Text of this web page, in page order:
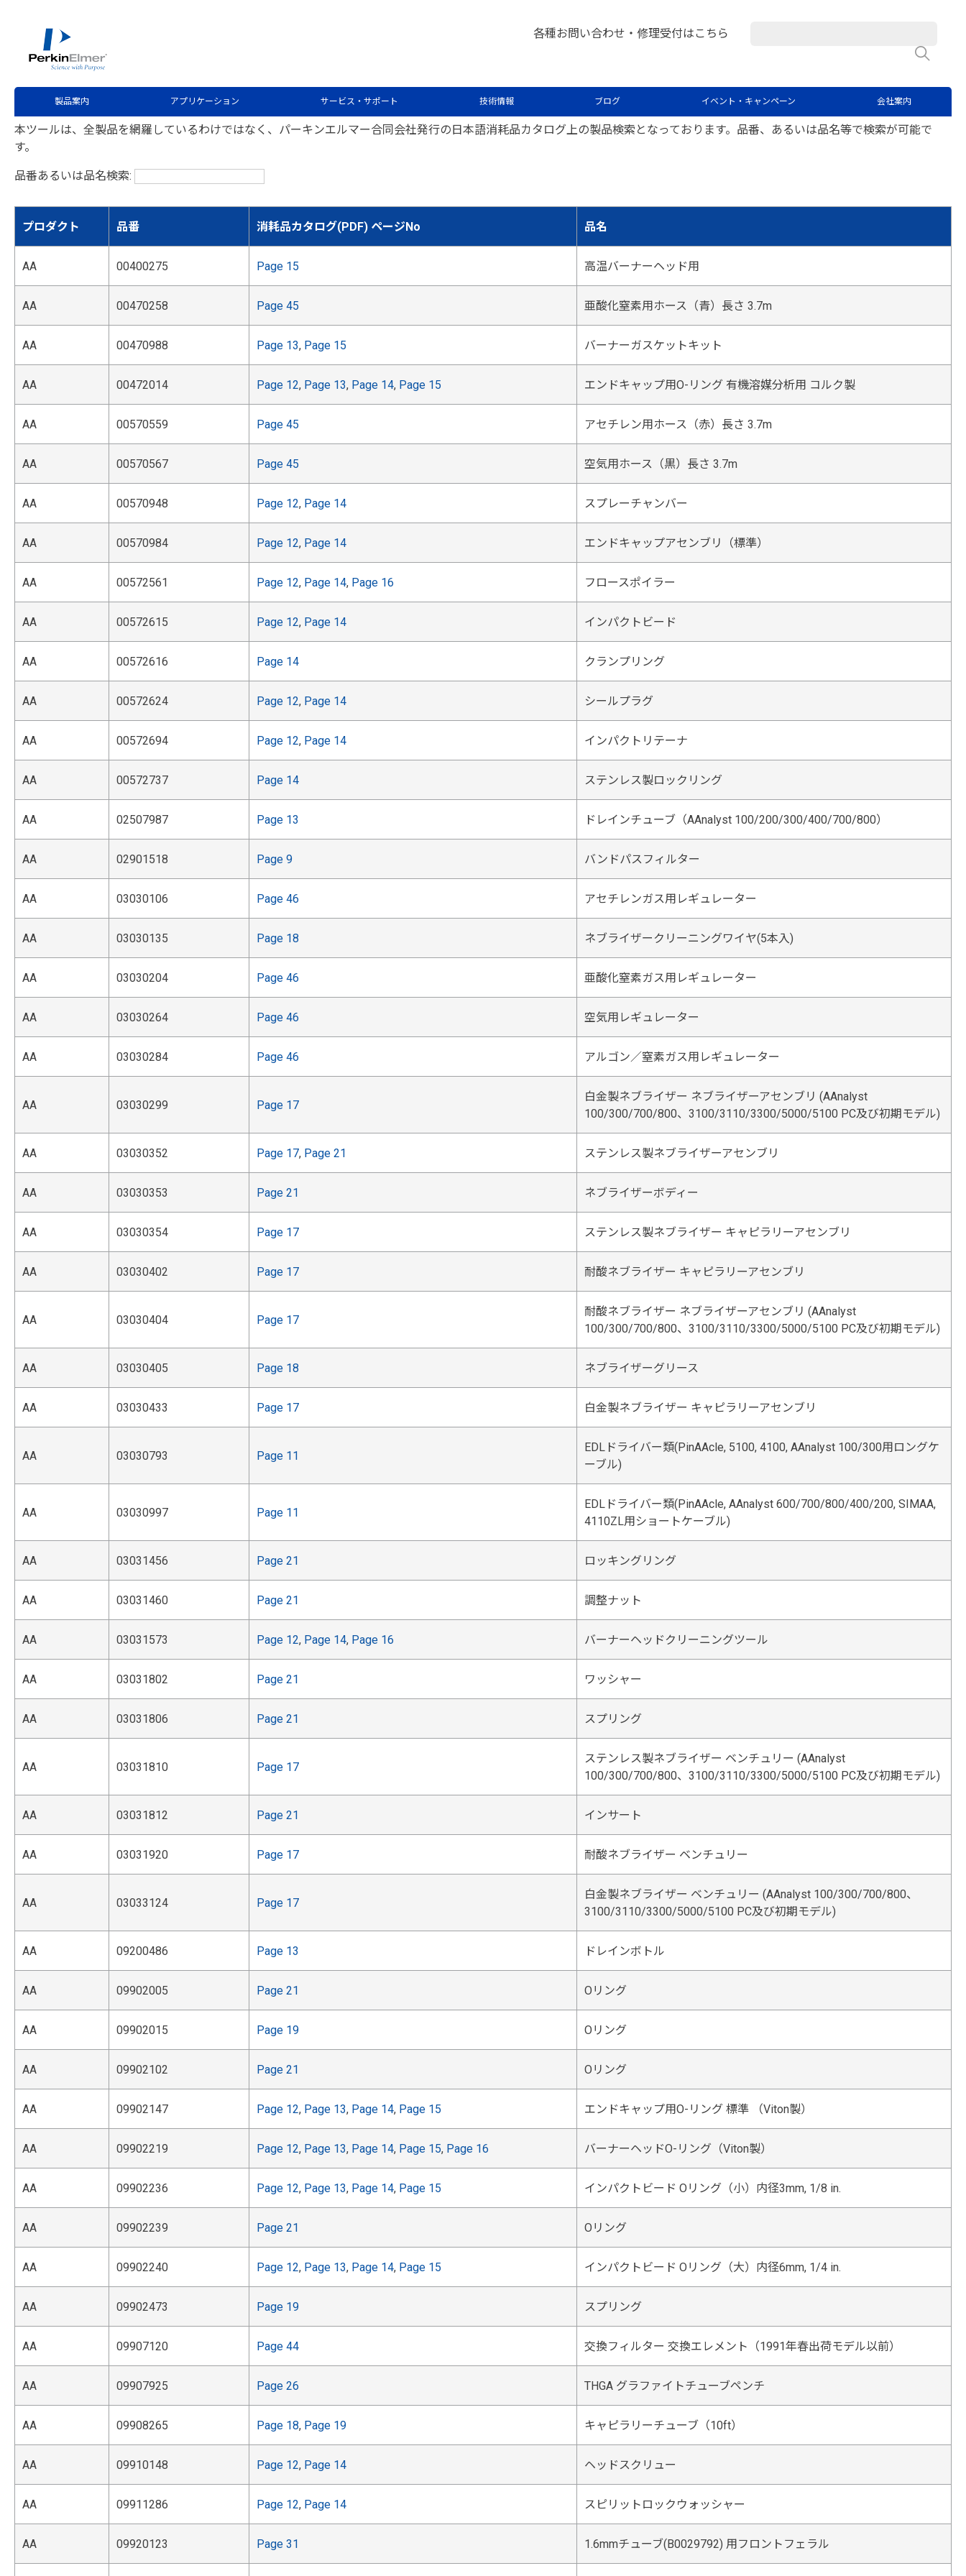
各種お問い合わせ・修理受付はこちら
会社案内
製品案内 アプリケーション サービス・サポート 技術情報 ブログ イベント・キャンペーン
分析機器消耗品検索フォーム
本ツールは、全製品を網羅しているわけではなく、パーキンエルマー合同会社発行の日本語消耗品カタログ上の製品検索となっております。品番、あるいは品名等で検索が可能で
す。
品番あるいは品名検索:
プロダクト 品番 消耗品カタログ(PDF) ページNo 品名
AA 00400275 Page 15 高温バーナーヘッド用
AA 00470258 Page 45 亜酸化窒素用ホース（青）長さ 3.7m
AA 00470988 Page 13, Page 15 バーナーガスケットキット
AA 00472014 Page 12, Page 13, Page 14, Page 15 エンドキャップ用O-リング 有機溶媒分析用 コルク製
AA 00570559 Page 45 アセチレン用ホース（赤）長さ 3.7m
AA 00570567 Page 45 空気用ホース（黒）長さ 3.7m
AA 00570948 Page 12, Page 14 スプレーチャンバー
AA 00570984 Page 12, Page 14 エンドキャップアセンブリ（標準）
AA 00572561 Page 12, Page 14, Page 16 フロースポイラー
AA 00572615 Page 12, Page 14 インパクトビード
AA 00572616 Page 14 クランプリング
AA 00572624 Page 12, Page 14 シールプラグ
AA 00572694 Page 12, Page 14 インパクトリテーナ
AA 00572737 Page 14 ステンレス製ロックリング
AA 02507987 Page 13 ドレインチューブ（AAnalyst 100/200/300/400/700/800）
AA 02901518 Page 9 バンドパスフィルター
AA 03030106 Page 46 アセチレンガス用レギュレーター
AA 03030135 Page 18 ネブライザークリーニングワイヤ(5本入)
AA 03030204 Page 46 亜酸化窒素ガス用レギュレーター
AA 03030264 Page 46 空気用レギュレーター
AA 03030284 Page 46 アルゴン／窒素ガス用レギュレーター
AA 03030299 Page 17
白金製ネブライザー ネブライザーアセンブリ (AAnalyst
100/300/700/800、3100/3110/3300/5000/5100 PC及び初期モデル)
AA 03030352 Page 17, Page 21 ステンレス製ネブライザーアセンブリ
AA 03030353 Page 21 ネブライザーボディー
AA 03030354 Page 17 ステンレス製ネブライザー キャピラリーアセンブリ
AA 03030402 Page 17 耐酸ネブライザー キャピラリーアセンブリ
AA 03030404 Page 17
耐酸ネブライザー ネブライザーアセンブリ (AAnalyst
100/300/700/800、3100/3110/3300/5000/5100 PC及び初期モデル)
AA 03030405 Page 18 ネブライザーグリース
AA 03030433 Page 17 白金製ネブライザー キャピラリーアセンブリ
AA 03030793 Page 11
EDLドライバー類(PinAAcle, 5100, 4100, AAnalyst 100/300用ロングケ
ーブル)
AA 03030997 Page 11
EDLドライバー類(PinAAcle, AAnalyst 600/700/800/400/200, SIMAA,
4110ZL用ショートケーブル)
AA 03031456 Page 21 ロッキングリング
AA 03031460 Page 21 調整ナット
AA 03031573 Page 12, Page 14, Page 16 バーナーヘッドクリーニングツール
AA 03031802 Page 21 ワッシャー
AA 03031806 Page 21 スプリング
AA 03031810 Page 17
ステンレス製ネブライザー ベンチュリー (AAnalyst
100/300/700/800、3100/3110/3300/5000/5100 PC及び初期モデル)
AA 03031812 Page 21 インサート
AA 03031920 Page 17 耐酸ネブライザー ベンチュリー
AA 03033124 Page 17
白金製ネブライザー ベンチュリー (AAnalyst 100/300/700/800、
3100/3110/3300/5000/5100 PC及び初期モデル)
AA 09200486 Page 13 ドレインボトル
AA 09902005 Page 21 Oリング
AA 09902015 Page 19 Oリング
AA 09902102 Page 21 Oリング
AA 09902147 Page 12, Page 13, Page 14, Page 15 エンドキャップ用O-リング 標準 （Viton製）
AA 09902219 Page 12, Page 13, Page 14, Page 15, Page 16 バーナーヘッドO-リング（Viton製）
AA 09902236 Page 12, Page 13, Page 14, Page 15 インパクトビード Oリング（小）内径3mm, 1/8 in.
AA 09902239 Page 21 Oリング
AA 09902240 Page 12, Page 13, Page 14, Page 15 インパクトビード Oリング（大）内径6mm, 1/4 in.
AA 09902473 Page 19 スプリング
AA 09907120 Page 44 交換フィルター 交換エレメント（1991年春出荷モデル以前）
AA 09907925 Page 26 THGA グラファイトチューブペンチ
AA 09908265 Page 18, Page 19 キャピラリーチューブ（10ft）
AA 09910148 Page 12, Page 14 ヘッドスクリュー
AA 09911286 Page 12, Page 14 スピリットロックウォッシャー
AA 09920123 Page 31 1.6mmチューブ(B0029792) 用フロントフェラル